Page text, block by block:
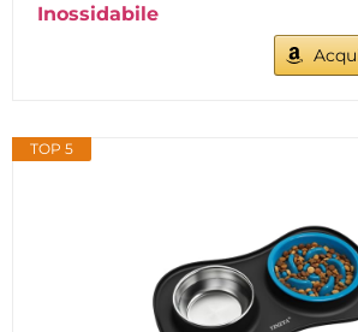
Inossidabile
TOP 5